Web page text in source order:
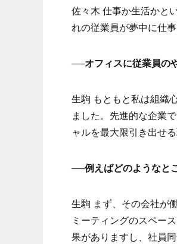
佐々木 仕事か生活かと
れの従業員が夢中に仕
──オフィスに従業員の
生駒 もともと私は組織
ました。先進的な企業
ャルを最大限引き出せ
──例えばどのようなと
生駒 まず、その会社が
ミーティングのスペー
果がありますし、社員